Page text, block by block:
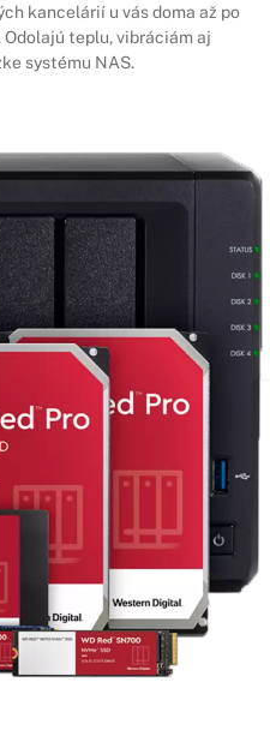
kancelárií u vás doma až po
teplu, vibráciám aj
systému NAS.